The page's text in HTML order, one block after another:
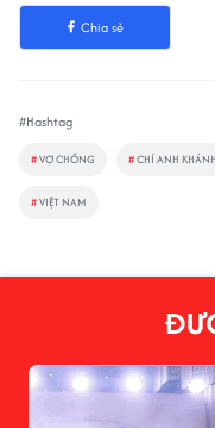
Chia sẻ
#Hashtag
#VỢ CHỒNG #CHÍ ANH
#VIỆT NAM